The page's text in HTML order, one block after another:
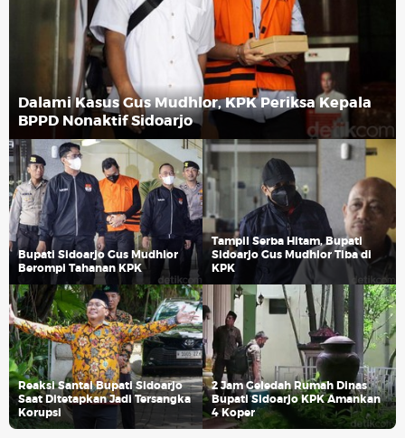
Dalami Kasus Gus Mudhlor, KPK Periksa Kepala
BPPD Nonaktif Sidoarjo
Bupati Sidoarjo Gus Mudhlor
Berompi Tahanan KPK
Tampil Serba Hitam, Bupati
Sidoarjo Gus Mudhlor Tiba di
KPK
Reaksi Santai Bupati Sidoarjo
Saat Ditetapkan Jadi Tersangka
Korupsi
2 Jam Geledah Rumah Dinas
Bupati Sidoarjo KPK Amankan
4 Koper